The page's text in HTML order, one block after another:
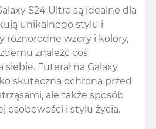
S24 Ultra są idealne dla
unikalnego stylu i
różnorodne wzory i kolory,
znaleźć coś
Futerał na Galaxy
skuteczna ochrona przed
ale także sposób
osobowości i stylu życia.